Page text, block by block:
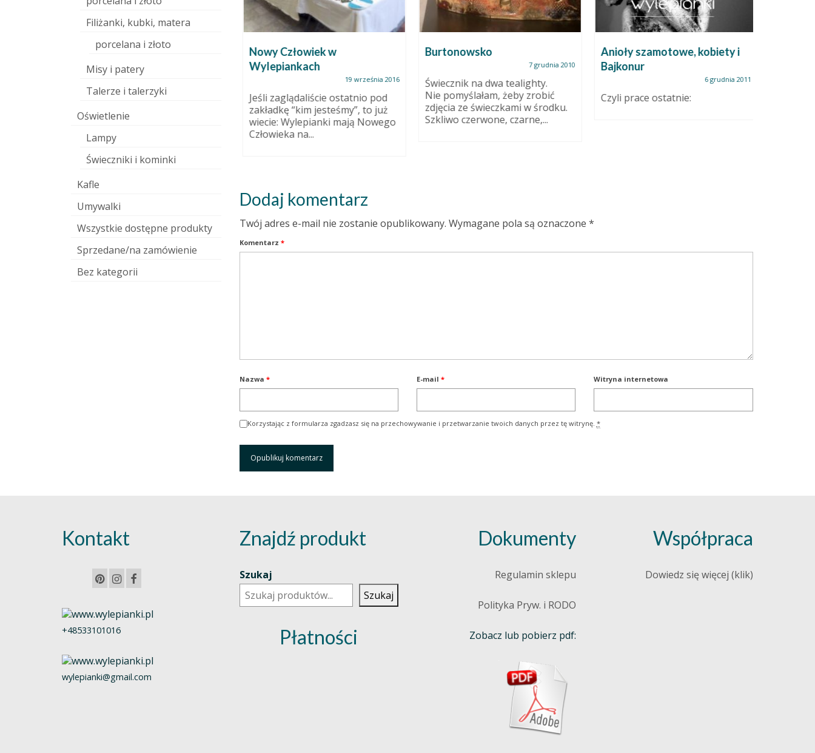
Fanpage i tzw. rozdanie :)
10 września 2014
Moi Drodzy. Pracownia Ceramiki
wylepianki.pl doczekała się
strony na Facebooku, czyli
wreszcie mamy fanpage. Mam,...
Nowy Człowiek w
Wylepiankach
19 września 2016
Jeśli zaglądaliście ostatnio pod
zakładkę “kim jesteśmy”, to już
wiecie: Wylepianki mają Nowego
Człowieka na...
Burtonowsko
7 grudnia 2010
Świecznik na dwa tealighty.
Nie pomyślałam, żeby zrobić
zdjęcia ze świeczkami w środku.
Szkliwo czerwone, czarne,...
Anioły szamotowe, kobiety i
Bajkonur
6 grudnia 2011
Czyli prace ostatnie:
Dodaj komentarz
Twój adres e-mail nie zostanie opublikowany. Wymagane pola są oznaczone *
Komentarz *
Nazwa * E-mail * Witryna internetowa
Korzystając z formularza zgadzasz się na przechowywanie i przetwarzanie twoich danych przez tę witrynę. *
Filiżanki, kubki, matera
porcelana i złoto
Misy i patery
Talerze i talerzyki
Oświetlenie
Lampy
Świeczniki i kominki
Kafle
Umywalki
Wszystkie dostępne produkty
Sprzedane/na zamówienie
Bez kategorii
Kontakt
+48533101016
wylepianki@gmail.com
Znajdź produkt
Szukaj
Szukaj
Płatności
Dokumenty
Regulamin sklepu
Polityka Pryw. i RODO
Zobacz lub pobierz pdf:
Współpraca
Dowiedz się więcej (klik)